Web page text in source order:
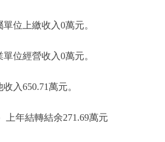
上繳收入0萬元。
經營收入0萬元。
650.71萬元。
年結轉結余271.69萬元